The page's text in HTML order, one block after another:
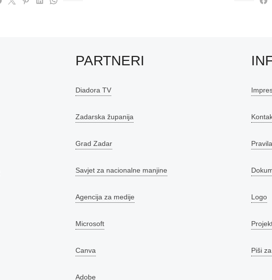
PARTNERI
Diadora TV
Zadarska županija
Grad Zadar
Savjet za nacionalne manjine
Agencija za medije
Microsoft
Canva
Adobe
Logo
Piši